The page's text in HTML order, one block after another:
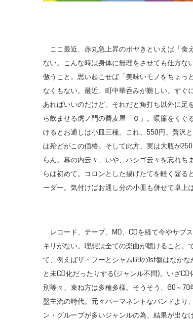
ここ最近、赤丸急上昇のボヤきといえば「食
ない。こんな時は身体に無理をさせても仕方
倣うこと。思い起こせば「美味いモノをちょっ
なくもない。最近、町中華呑みが難しい。す
あればいいのだけど、それだと角打ち以外に
ら飲ませる虎ノ門の蕎麦屋「Ｏ」。暖簾をく
けるとお通しは小皿三種。これ、550円。贅沢
は殆どがこの価格。そして此方、実は大瓶が
らん。幕の内云々、いや、ハシゴ云々を忘れ
らは初めて。コロンとした揚げたてを軽く齧
ーダー。気付けばお通し分の小皿も併せて卓上
レコード、テープ、MD、CDを経て今やサブ
キリがない。理想は全ての楽曲が聴けること。
て、例えばザ・フーとシャム69の1st盤はなか
と未CD化だったりする(ジャンル不問)。いざ
別等々、束ね方は多種多様。そうそう、60～
盤主流の時代。元々パーマネントなバンドより
ン・グループが多いジャンルの為、結果が出